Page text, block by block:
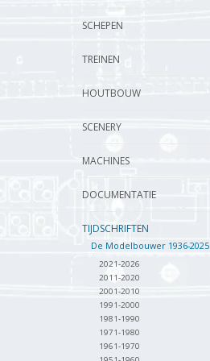
SCHEPEN
TREINEN
HOUTBOUW
SCENERY
MACHINES
DOCUMENTATIE
TIJDSCHRIFTEN
De Modelbouwer 1936-2025
2021-2026
2011-2020
2001-2010
1991-2000
1981-1990
1971-1980
1961-1970